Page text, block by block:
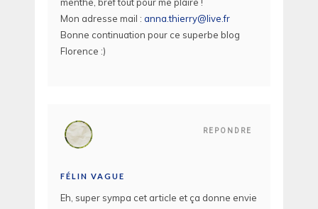
menthe, bref tout pour me plaire !
Mon adresse mail : anna.thierry@live.fr
Bonne continuation pour ce superbe blog
Florence :)
REPONDRE
FÉLIN VAGUE
Eh, super sympa cet article et ça donne envie